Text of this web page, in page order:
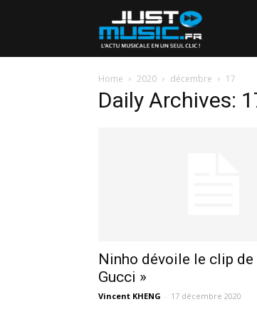
Home 2020 décembre 17
Daily Archives:
Ninho dévoile le clip de
Gucci »
Vincent KHENG - 17 décembre 2020